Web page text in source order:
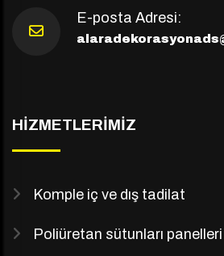
E-posta Adresi:
HIZMETLERIMIZ
Komple iç ve dış tadilat
Poliüretan sütunları